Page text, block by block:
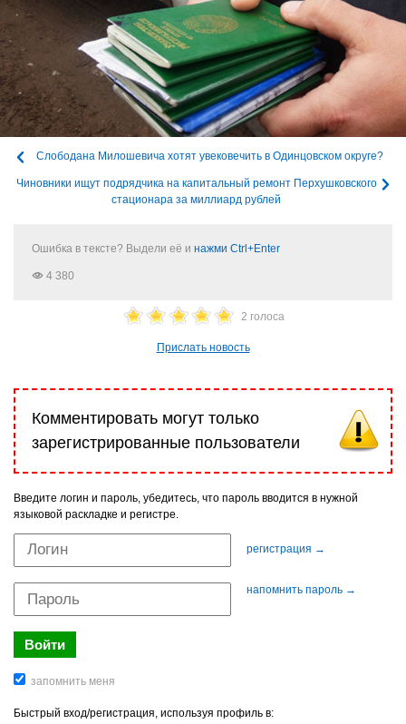
Слободана Милошевича хотят увековечить в Одинцовском округе?
Чиновники ищут подрядчика на капитальный ремонт Перхушковского
стационара за миллиард рублей
Ошибка в тексте? Выдели её и нажми Ctrl+Enter
4 380
2 голоса
Прислать новость
Комментировать могут только
зарегистрированные пользователи
Введите логин и пароль, убедитесь, что пароль вводится в нужной
языковой раскладке и регистре.
регистрация →
напомнить пароль →
Быстрый вход/регистрация, используя профиль в: